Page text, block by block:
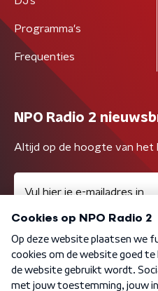
Programma's
Frequenties
NPO Radio 2
Altijd op de hoogte van het
Algemene voorwaarden